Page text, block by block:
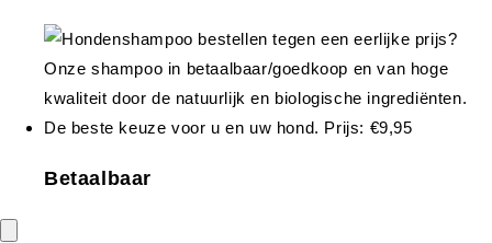
Betaalbaar